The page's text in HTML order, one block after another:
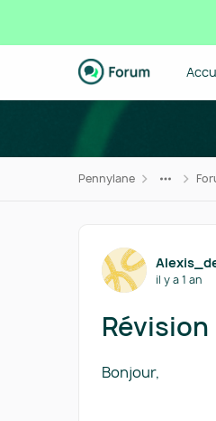
Passer au contenu
Pennylane
Forum
il y a 1 an
Bonjour,